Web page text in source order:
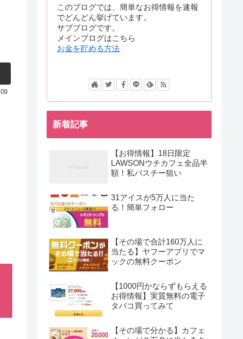
このブログでは、簡単なお得情報を速報
でどんどん挙げています。
サブブログです。
メインブログはこちら
お金を貯める方法
新着記事
【お得情報】18日限定
LAWSONウチカフェ全品半
額！私バスチー狙い
31アイスが5万人に当た
る！簡単フォロー
【その場で合計160万人に
当たる】ヤフーアプリでマ
ックの無料クーポン
【1000円かならずもらえる
お得情報】実質無料の電子
タバコ買ってみて
【その場で分かる】カフェ